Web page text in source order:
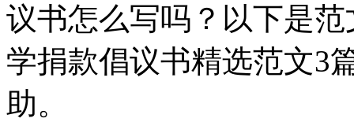
议书怎么写吗？以下是
学捐款倡议书精选范文3
助。